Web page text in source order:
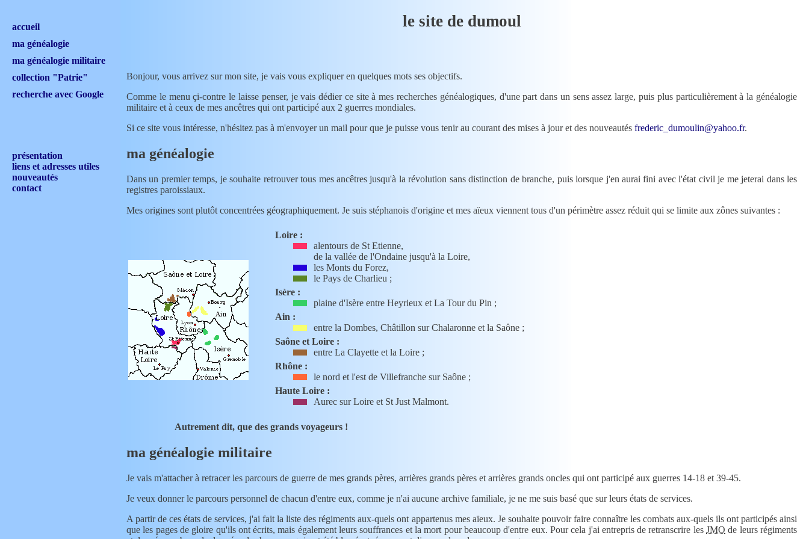
le site de dumoul
accueil
ma généalogie
ma généalogie militaire
collection "Patrie"
recherche avec Google
présentation
liens et adresses utiles
nouveautés
contact
Bonjour, vous arrivez sur mon site, je vais vous expliquer en quelques mots ses objectifs.
Comme le menu çi-contre le laisse penser, je vais dédier ce site à mes recherches généalogiques, d'une part dans un sens assez large, puis plus particulièrement à la généalogie
militaire et à ceux de mes ancêtres qui ont participé aux 2 guerres mondiales.
Si ce site vous intéresse, n'hésitez pas à m'envoyer un mail pour que je puisse vous tenir au courant des mises à jour et des nouveautés frederic_dumoulin@yahoo.fr.
ma généalogie
Dans un premier temps, je souhaite retrouver tous mes ancêtres jusqu'à la révolution sans distinction de branche, puis lorsque j'en aurai fini avec l'état civil je me jeterai dans les
registres paroissiaux.
Mes origines sont plutôt concentrées géographiquement. Je suis stéphanois d'origine et mes aïeux viennent tous d'un périmètre assez réduit qui se limite aux zônes suivantes :
Loire :
alentours de St Etienne,
de la vallée de l'Ondaine jusqu'à la Loire,
les Monts du Forez,
le Pays de Charlieu ;
Isère :
plaine d'Isère entre Heyrieux et La Tour du Pin ;
Ain :
entre la Dombes, Châtillon sur Chalaronne et la Saône ;
Saône et Loire :
entre La Clayette et la Loire ;
Rhône :
le nord et l'est de Villefranche sur Saône ;
Haute Loire :
Aurec sur Loire et St Just Malmont.
Autrement dit, que des grands voyageurs !
ma généalogie militaire
Je vais m'attacher à retracer les parcours de guerre de mes grands pères, arrières grands pères et arrières grands oncles qui ont participé aux guerres 14-18 et 39-45.
Je veux donner le parcours personnel de chacun d'entre eux, comme je n'ai aucune archive familiale, je ne me suis basé que sur leurs états de services.
A partir de ces états de services, j'ai fait la liste des régiments aux-quels ont appartenus mes aïeux. Je souhaite pouvoir faire connaître les combats aux-quels ils ont participés ainsi
que les pages de gloire qu'ils ont écrits, mais également leurs souffrances et la mort pour beaucoup d'entre eux. Pour cela j'ai entrepris de retranscrire lesJMO de leurs régiments